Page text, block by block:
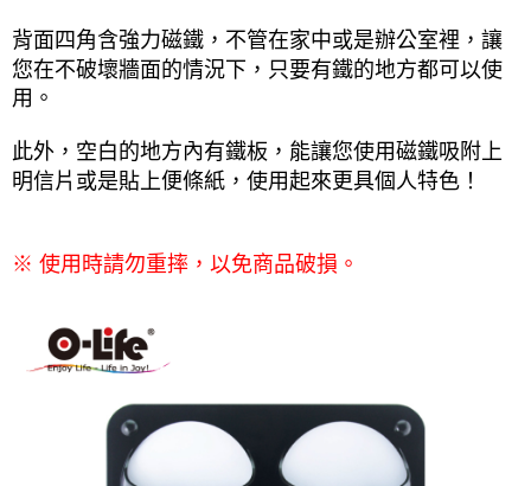
背面四角含強力磁鐵，不管在家中或是辦公室裡，讓
您在不破壞牆面的情況下，只要有鐵的地方都可以使
用。
此外，空白的地方內有鐵板，能讓您使用磁鐵吸附上
明信片或是貼上便條紙，使用起來更具個人特色！
※ 使用時請勿重摔，以免商品破損。